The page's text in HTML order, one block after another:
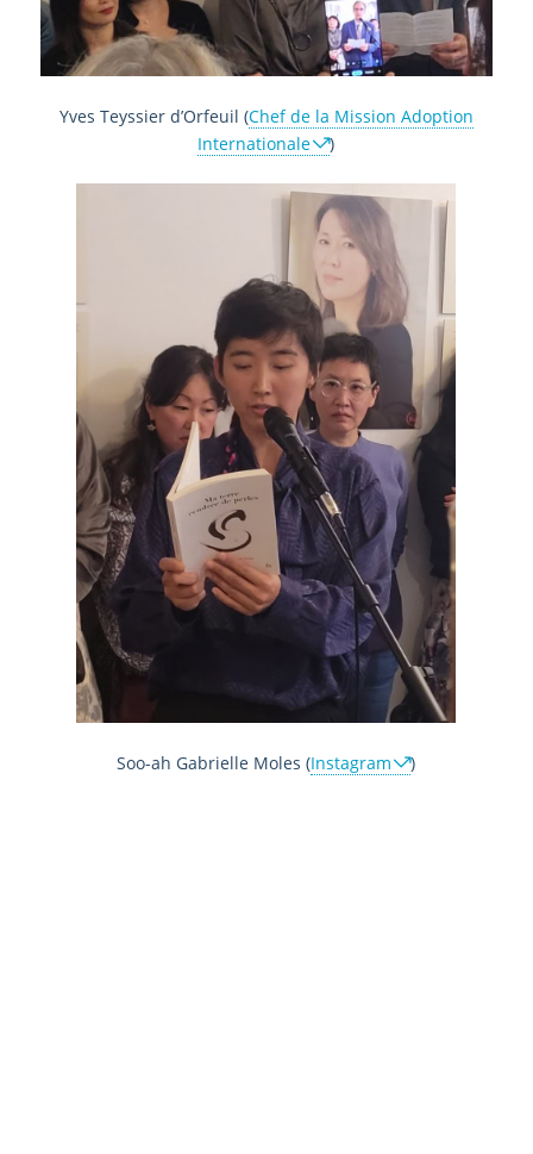
Yves Teyssier d’Orfeuil (Chef de la Mission Adoption
Internationale
)
Soo-ah Gabrielle Moles (Instagram )